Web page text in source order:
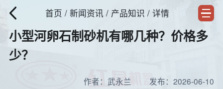
首页 / 新闻资讯 / 产品知识 / 详情
小型河卵石制砂机有哪几种？价格多
少？
作者：武永兰 发布：2026-06-10